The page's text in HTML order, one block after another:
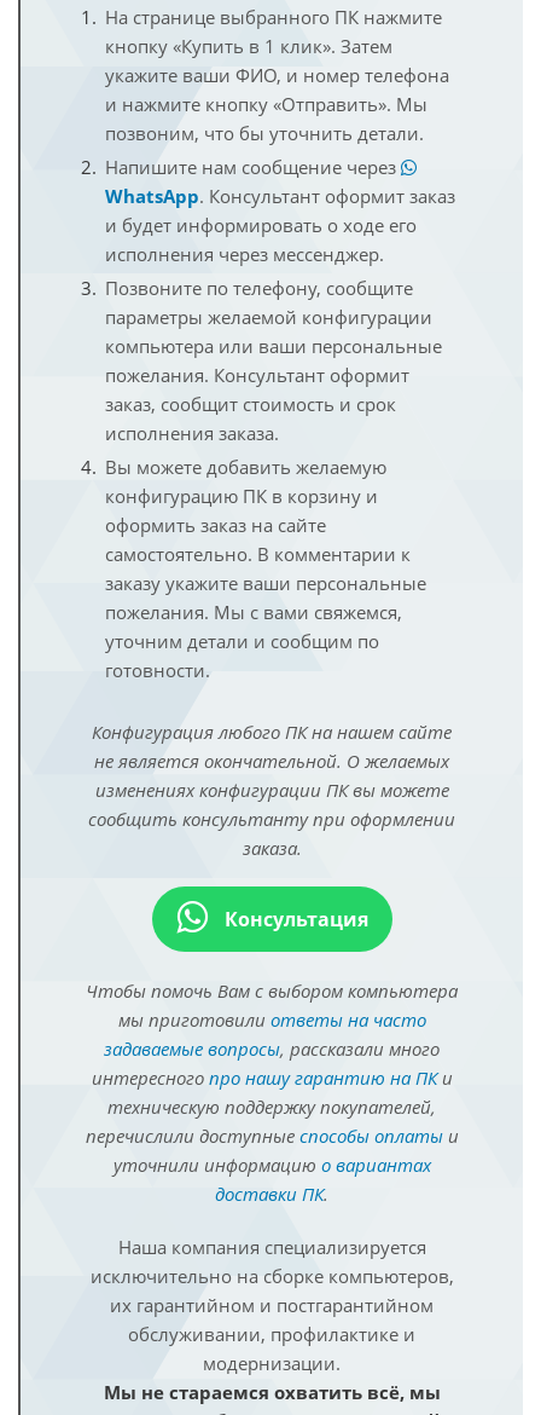
На странице выбранного ПК нажмите
кнопку «Купить в 1 клик». Затем
укажите ваши ФИО, и номер телефона
и нажмите кнопку «Отправить». Мы
позвоним, что бы уточнить детали.
Напишите нам сообщение через
WhatsApp. Консультант оформит заказ
и будет информировать о ходе его
исполнения через мессенджер.
Позвоните по телефону, сообщите
параметры желаемой конфигурации
компьютера или ваши персональные
пожелания. Консультант оформит
заказ, сообщит стоимость и срок
исполнения заказа.
Вы можете добавить желаемую
конфигурацию ПК в корзину и
оформить заказ на сайте
самостоятельно. В комментарии к
заказу укажите ваши персональные
пожелания. Мы с вами свяжемся,
уточним детали и сообщим по
готовности.
Конфигурация любого ПК на нашем сайте
не является окончательной. О желаемых
изменениях конфигурации ПК вы можете
сообщить консультанту при оформлении
заказа.
Консультация
Чтобы помочь Вам с выбором компьютера
мы приготовили ответы на часто
задаваемые вопросы, рассказали много
интересного про нашу гарантию на ПКи
техническую поддержку покупателей,
перечислили доступные способы оплатыи
уточнили информацию о вариантах
доставки ПК.
Наша компания специализируется
исключительно на сборке компьютеров,
их гарантийном и постгарантийном
обслуживании, профилактике и
модернизации.
Мы не стараемся охватить всё, мы